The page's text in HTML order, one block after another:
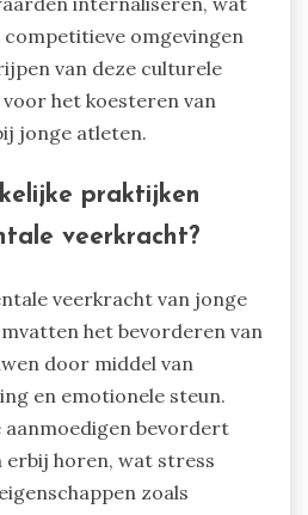
de percepties
aanzienlijk, wat de
van jonge atleten vormt.
definiëren liefde op
wat van invloed is op hoe
samenlevingen
liefde, wat
zich richten op
vertrouwen
opvattingen
veerkracht, aangezien
internaliseren, wat
omgevingen
van deze culturele